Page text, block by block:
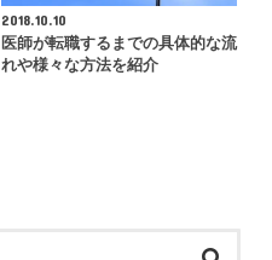
2018.10.10
医師が転職するまでの具体的な流
れや様々な方法を紹介